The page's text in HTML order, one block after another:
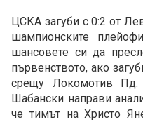
ЦСКА загуби с 0:2 от
шампионските
шансовете си да
първенството, ако
срещу Локомотив Пд.
Шабански направи
че тимът на Христо